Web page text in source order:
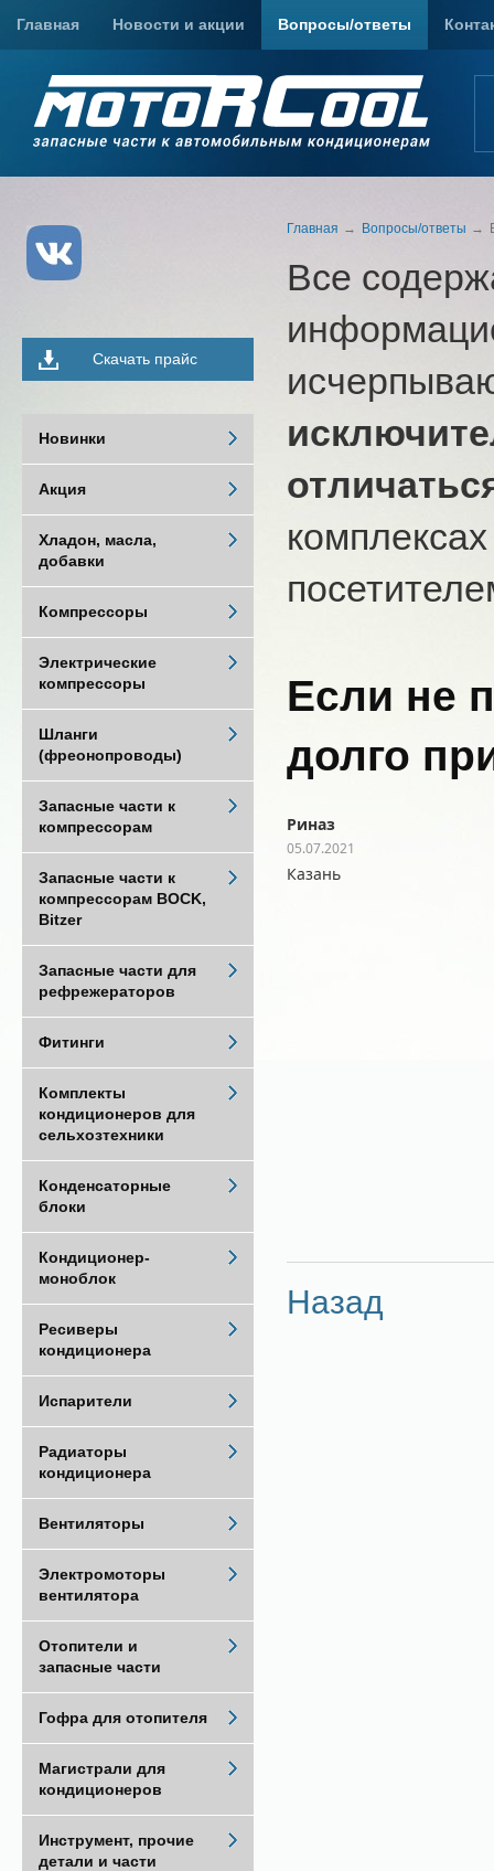
Главная Новости и акции Вопросы/ответы
Главная Вопросы/ответы
Все
Если не
долго
Риназ
05.07.2021
Казань
Назад
Скачать прайс
Новинки
Акция
Хладон, масла,
добавки
Компрессоры
Электрические
компрессоры
Шланги
(фреонопроводы)
Запасные части к
компрессорам
Запасные части к
компрессорам BOCK,
Bitzer
Запасные части для
рефрежераторов
Фитинги
Комплекты
кондиционеров для
сельхозтехники
Конденсаторные
блоки
Кондиционер-
моноблок
Ресиверы
кондиционера
Испарители
Радиаторы
кондиционера
Вентиляторы
Электромоторы
вентилятора
Отопители и
запасные части
Гофра для отопителя
Магистрали для
кондиционеров
Инструмент, прочие
детали и части